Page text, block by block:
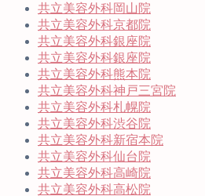
共立美容外科岡山院
共立美容外科京都院
共立美容外科銀座院
共立美容外科銀座院
共立美容外科熊本院
共立美容外科神戸三宮院
共立美容外科札幌院
共立美容外科渋谷院
共立美容外科新宿本院
共立美容外科仙台院
共立美容外科高崎院
共立美容外科高松院